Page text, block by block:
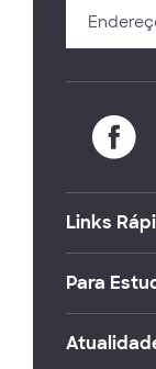
Links
Para